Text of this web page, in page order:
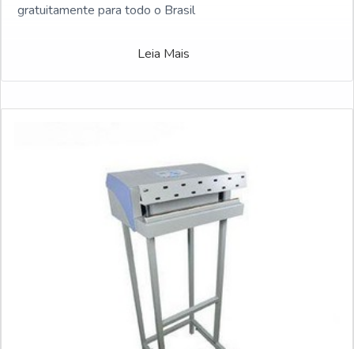
gratuitamente para todo o Brasil
Leia Mais